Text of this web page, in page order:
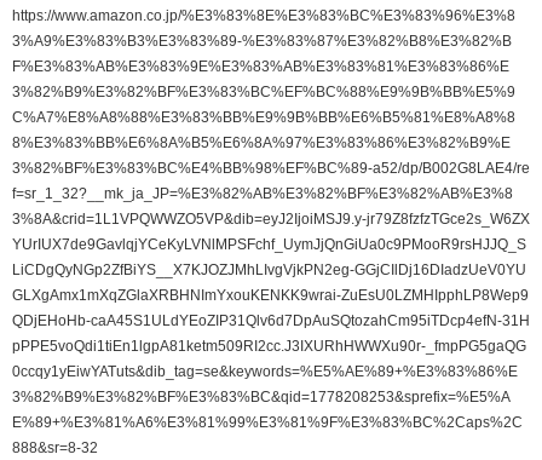
https://www.amazon.co.jp/%E3%83%8E%E3%83%BC%E3%83%96%E3%8
3%A9%E3%83%B3%E3%83%89-%E3%83%87%E3%82%B8%E3%82%B
F%E3%83%AB%E3%83%9E%E3%83%AB%E3%83%81%E3%83%86%E
3%82%B9%E3%82%BF%E3%83%BC%EF%BC%88%E9%9B%BB%E5%9
C%A7%E8%A8%88%E3%83%BB%E9%9B%BB%E6%B5%81%E8%A8%8
8%E3%83%BB%E6%8A%B5%E6%8A%97%E3%83%86%E3%82%B9%E
3%82%BF%E3%83%BC%E4%BB%98%EF%BC%89-a52/dp/B002G8LAE4/re
f=sr_1_32?__mk_ja_JP=%E3%82%AB%E3%82%BF%E3%82%AB%E3%8
3%8A&crid=1L1VPQWWZO5VP&dib=eyJ2IjoiMSJ9.y-jr79Z8fzfzTGce2s_W6ZX
YUrIUX7de9GavlqjYCeKyLVNlMPSFchf_UymJjQnGiUa0c9PMooR9rsHJJQ_S
LiCDgQyNGp2ZfBiYS__X7KJOZJMhLIvgVjkPN2eg-GGjCIlDj16DIadzUeV0YU
GLXgAmx1mXqZGlaXRBHNImYxouKENKK9wrai-ZuEsU0LZMHIpphLP8Wep9
QDjEHoHb-caA45S1ULdYEoZIP31Qlv6d7DpAuSQtozahCm95iTDcp4efN-31H
pPPE5voQdi1tiEn1lgpA81ketm509RI2cc.J3IXURhHWWXu90r-_fmpPG5gaQG
0ccqy1yEiwYATuts&dib_tag=se&keywords=%E5%AE%89+%E3%83%86%E
3%82%B9%E3%82%BF%E3%83%BC&qid=1778208253&sprefix=%E5%A
E%89+%E3%81%A6%E3%81%99%E3%81%9F%E3%83%BC%2Caps%2C
888&sr=8-32